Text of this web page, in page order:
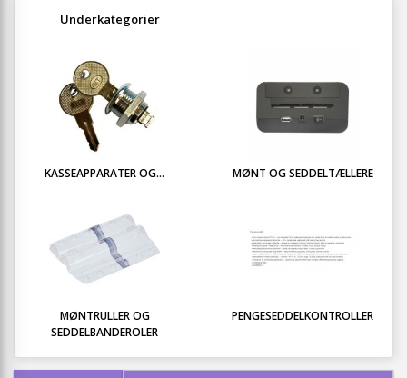
Underkategorier
KASSEAPPARATER OG... MØNT OG SEDDELTÆLLERE
MØNTRULLER OG
SEDDELBANDEROLER
PENGESEDDELKONTROLLER